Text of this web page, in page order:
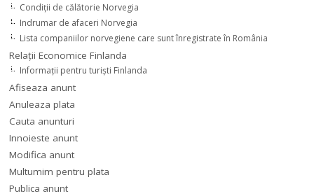
Condiții de călătorie Norvegia
Indrumar de afaceri Norvegia
Lista companiilor norvegiene care sunt înregistrate în România
Relaţii Economice Finlanda
Informaţii pentru turişti Finlanda
Afiseaza anunt
Anuleaza plata
Cauta anunturi
Innoieste anunt
Modifica anunt
Multumim pentru plata
Publica anunt